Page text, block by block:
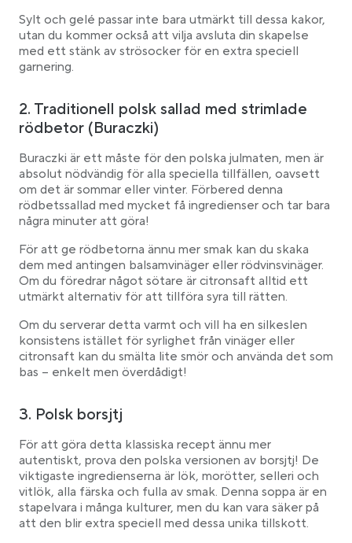
Sylt och gelé passar inte bara utmärkt till dessa kakor,
utan du kommer också att vilja avsluta din skapelse
med ett stänk av strösocker för en extra speciell
garnering.
2. Traditionell polsk sallad med strimlade
rödbetor (Buraczki)
Buraczki är ett måste för den polska julmaten, men är
absolut nödvändig för alla speciella tillfällen, oavsett
om det är sommar eller vinter. Förbered denna
rödbetssallad med mycket få ingredienser och tar bara
några minuter att göra!
För att ge rödbetorna ännu mer smak kan du skaka
dem med antingen balsamvinäger eller rödvinsvinäger.
Om du föredrar något sötare är citronsaft alltid ett
utmärkt alternativ för att tillföra syra till rätten.
Om du serverar detta varmt och vill ha en silkeslen
konsistens istället för syrlighet från vinäger eller
citronsaft kan du smälta lite smör och använda det som
bas – enkelt men överdådigt!
3. Polsk borsjtj
För att göra detta klassiska recept ännu mer
autentiskt, prova den polska versionen av borsjtj! De
viktigaste ingredienserna är lök, morötter, selleri och
vitlök, alla färska och fulla av smak. Denna soppa är en
stapelvara i många kulturer, men du kan vara säker på
att den blir extra speciell med dessa unika tillskott.